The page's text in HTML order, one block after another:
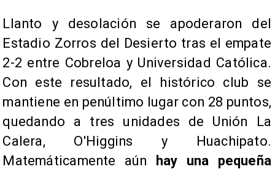
Llanto y desolación se apoderaron del
Estadio Zorros del Desierto tras el empate
2-2 entre Cobreloa y Universidad Católica.
Con este resultado, el histórico club se
mantiene en penúltimo lugar con 28 puntos,
quedando a tres unidades de Unión La
Calera, O'Higgins y Huachipato.
Matemáticamente aún
hay una pequeña